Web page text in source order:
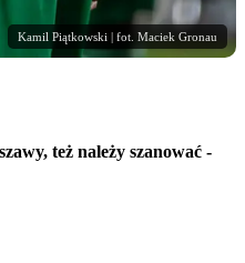
Kamil Piątkowski | fot. Maciek Gronau
też należy szanować -